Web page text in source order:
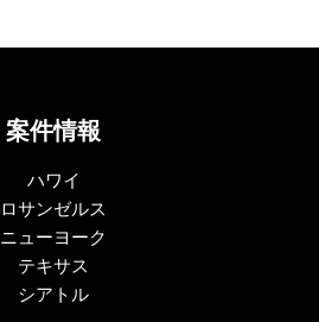
案件情報
ハワイ
ロサンゼルス
ニューヨーク
テキサス
シアトル